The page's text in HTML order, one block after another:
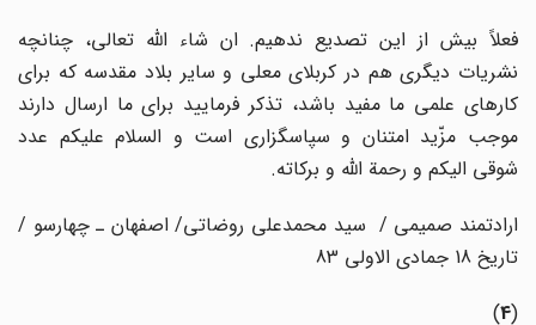
فعلاً بیش از این تصدیع ندهیم. ان شاء الله تعالی، چنانچه
نشریات دیگری هم در کربلای معلی و سایر بلاد مقدسه که برای
کارهای علمی ما مفید باشد، تذکر فرمایید برای ما ارسال دارند
موجب مزّید امتنان و سپاسگزاری است و السلام علیکم عدد
شوقی الیکم و رحمة الله و برکاته.
ارادتمند صمیمی / سید محمدعلی روضاتی/ اصفهان ـ چهارسو /
تاریخ 18 جمادی الاولی 83
)